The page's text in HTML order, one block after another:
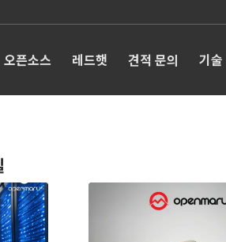
오픈소스 레드햇 견적 문의 기